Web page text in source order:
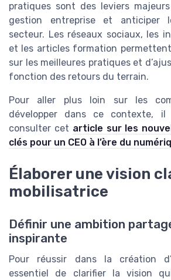
pratiques sont des leviers
gestion entreprise et anticiper
secteur. Les réseaux sociaux, les
et les articles formation
sur les meilleures pratiques et
fonction des retours du terrain.
Pour aller plus loin sur les
développer dans ce contexte,
consulter cet article sur les
clés pour un CEO à l’ère du
Élaborer une vision
mobilisatrice
Définir une ambition
inspirante
Pour réussir dans la création
essentiel de clarifier la vision